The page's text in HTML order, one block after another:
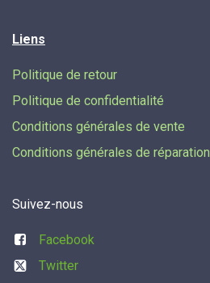
Liens
Politique de retour
Politique de confidentialité
Conditions générales de vente
Conditions générales de réparation
Suivez-nous
Facebook
Twitter